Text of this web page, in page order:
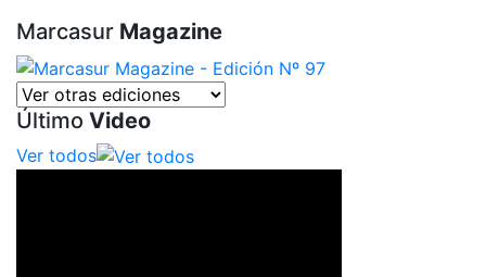
Marcasur Magazine
Último Video
Ver todos